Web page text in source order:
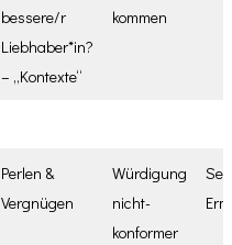
bessere/r
Liebhaber*in?
– „Kontexte“
kommen
Perlen &
Vergnügen
Würdigung
nicht-
konformer